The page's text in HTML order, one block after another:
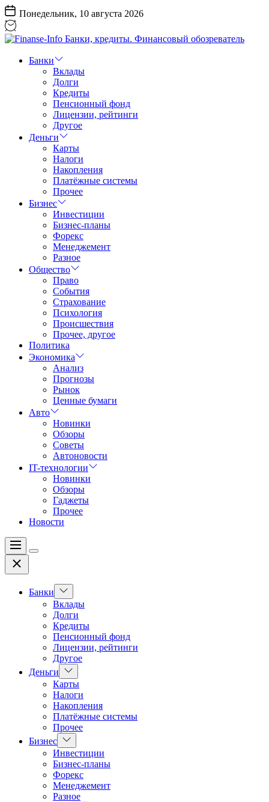
Перейти
к
содержанию
Понедельник, 10 августа 2026
Info
Финансовый
обозреватель
Банки
Вклады
Долги
Кредиты
Пенсионный фонд
Лицензии, рейтинги
Другое
Деньги
Карты
Налоги
Накопления
Платёжные системы
Прочее
Бизнес
Инвестиции
Бизнес-планы
Форекс
Менеджемент
Разное
Общество
Право
События
Страхование
Психология
Происшествия
Прочее, другое
Политика
Экономика
Анализ
Прогнозы
Рынок
Ценные бумаги
Авто
Новинки
Обзоры
Советы
Автоновости
IT-технологии
Новинки
Обзоры
Гаджеты
Прочее
Новости
Меню
Цвет
Закрыть
Банки
Показать
подменю
Вклады
Долги
Кредиты
Пенсионный фонд
Лицензии, рейтинги
Другое
Деньги
Показать
подменю
Карты
Налоги
Накопления
Платёжные системы
Прочее
Бизнес Показать
подменю
Инвестиции
Бизнес-планы
Форекс
Менеджемент
Разное